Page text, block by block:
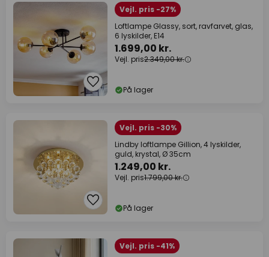
Vejl. pris -27%
Loftlampe Glassy, sort, ravfarvet, glas,
6 lyskilder, E14
1.699,00 kr.
Vejl. pris2.349,00 kr.
På lager
Vejl. pris -30%
Lindby loftlampe Gillion, 4 lyskilder,
guld, krystal, Ø 35cm
1.249,00 kr.
Vejl. pris1.799,00 kr.
På lager
Vejl. pris -41%